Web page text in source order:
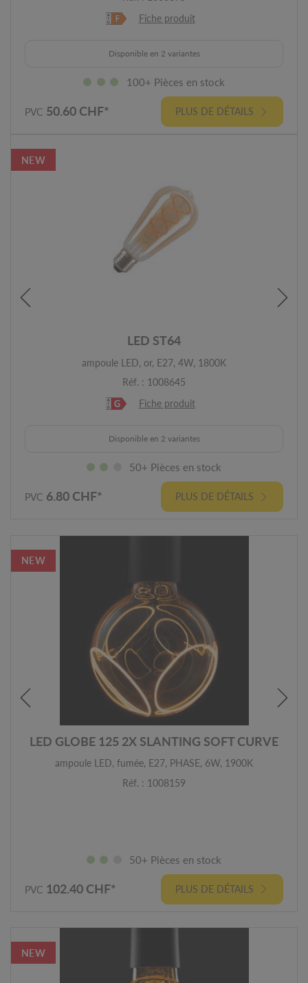
Fiche produit
Disponible en 2 variantes
100+ Pièces en stock
PVC 50.60 CHF* PLUS DE DÉTAILS
NEW
LED ST64
ampoule LED, or, E27, 4W, 1800K
Réf. : 1008645
Fiche produit
Disponible en 2 variantes
50+ Pièces en stock
PVC 6.80 CHF* PLUS DE DÉTAILS
NEW
LED GLOBE 125 2X SLANTING SOFT CURVE
ampoule LED, fumée, E27, PHASE, 6W, 1900K
Réf. : 1008159
50+ Pièces en stock
PVC 102.40 CHF* PLUS DE DÉTAILS
NEW